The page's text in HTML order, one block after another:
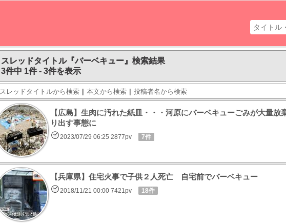
スレッドタイトル『バーベキュー』検索結果
3件中 1件 - 3件を表示
スレッドタイトルから検索 | 本文から検索 | 投稿者名から検索
【広島】生肉に汚れた紙皿・・・河原にバーベキューごみが大量放
り出す事態に
2023/07/29 06:25 2877pv 7件
【兵庫県】住宅火事で子供２人死亡 自宅前でバーベキュー
2018/11/21 00:00 7421pv 18件